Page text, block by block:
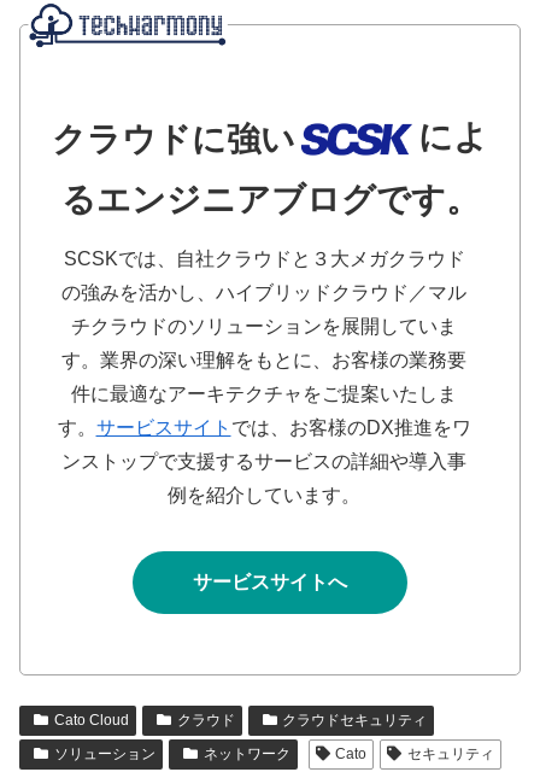
クラウドに強い
によ
るエンジニアブログです。
SCSKでは、自社クラウドと３大メガクラウド
の強みを活かし、ハイブリッドクラウド／マル
チクラウドのソリューションを展開していま
す。業界の深い理解をもとに、お客様の業務要
件に最適なアーキテクチャをご提案いたしま
す。 サービスサイト では、お客様のDX推進をワ
ンストップで支援するサービスの詳細や導入事
例を紹介しています。
サービスサイトへ
Cato Cloud クラウド
クラウドセキュリティ
ソリューション
ネットワーク Cato
セキュリティ